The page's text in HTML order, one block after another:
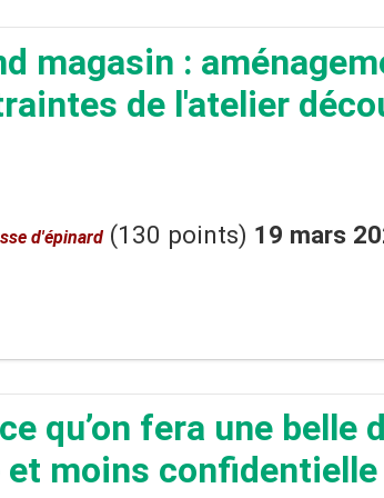
magasin :
de l'atelier
d'épinard (130 points) 19 mars
qu’on fera une belle
et moins confidentielle